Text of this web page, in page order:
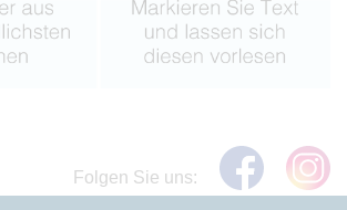
Folgen Sie uns: